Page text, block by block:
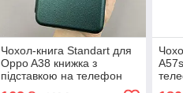
Чохол-книга Standart для
Oppo A38 книжка з
підставкою на телефон
оппо а38 темно-зелена
l8y